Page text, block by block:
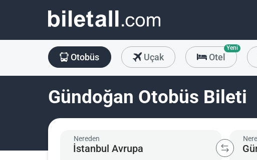
Otobüs Uçak Otel
Yeni
Gündoğan Otobüs Bileti
Nereden